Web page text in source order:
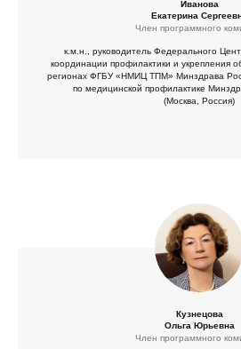
Иванова
Екатерина
Член программного
к.м.н., руководитель Федерального
координации профилактики и укрепления
регионах ФГБУ «НМИЦ ТПМ» Минздрава
по медицинской профилактике
(Москва, Россия)
Кузнецова
Ольга Юрьевна
Член программного